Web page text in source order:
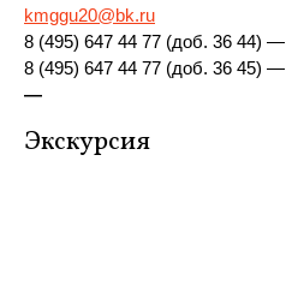
kmggu20@bk.ru
8 (495) 647 44 77 (доб. 36 44) —
8 (495) 647 44 77 (доб. 36 45) —
—
Экскурсия